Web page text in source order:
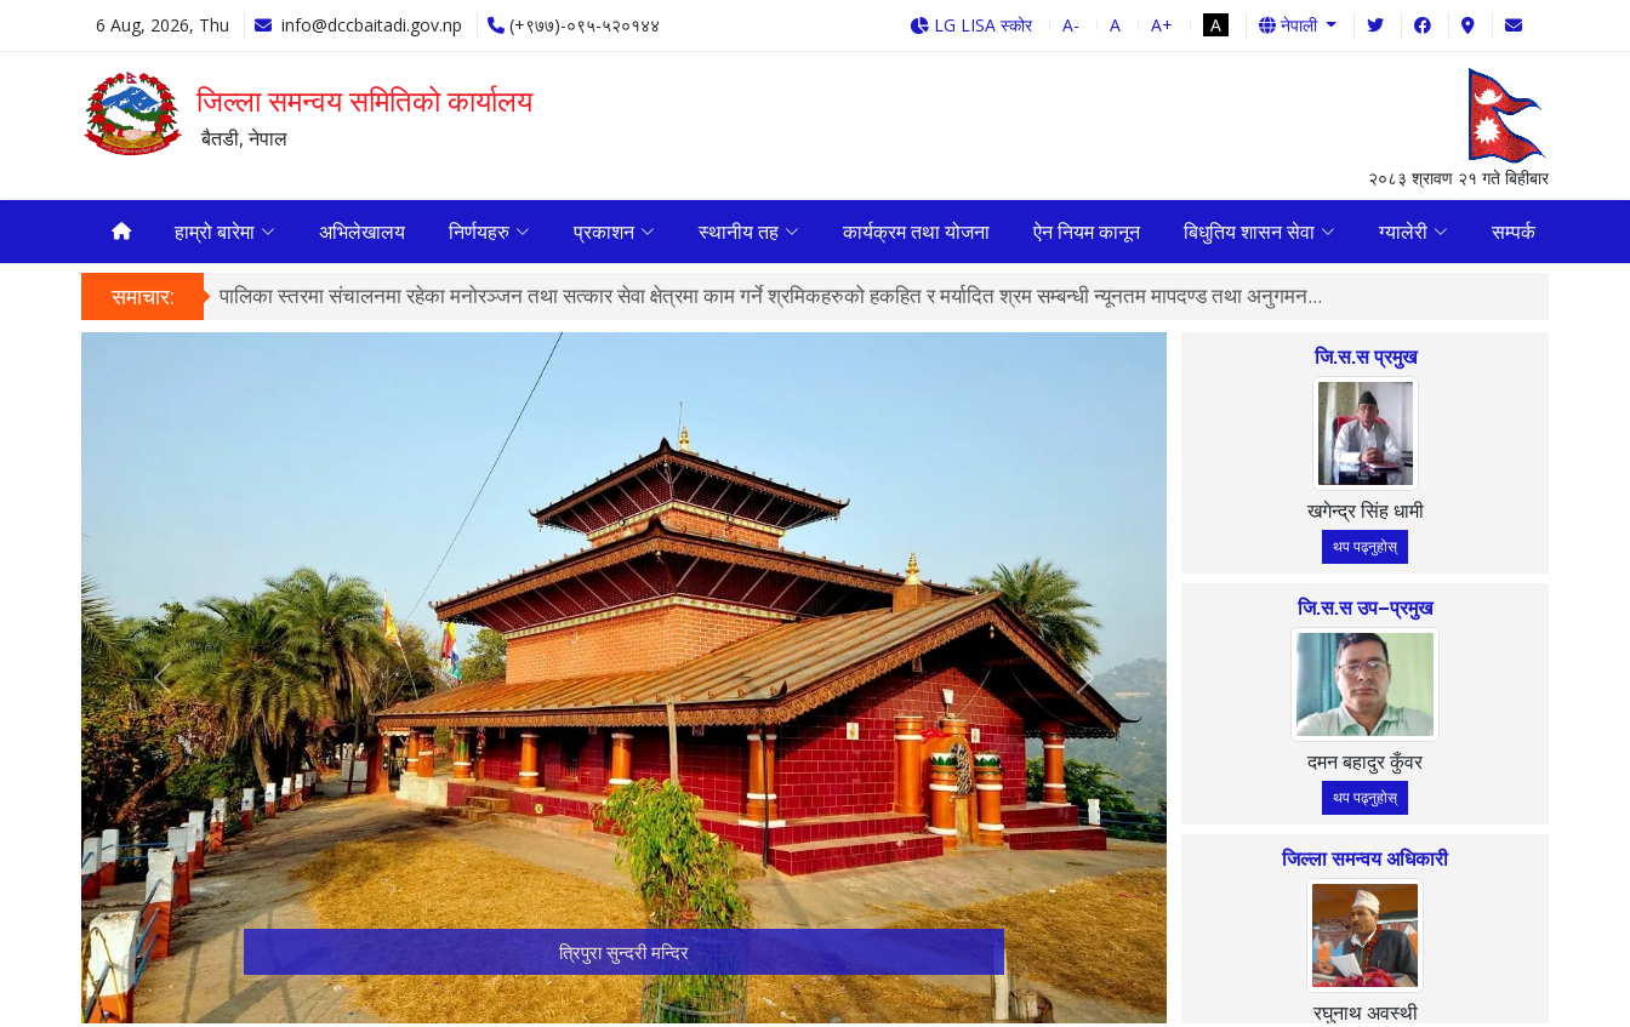
6 Aug, 2026, Thu info@dccbaitadi.gov.np (+९७७)-०९५-५२०१४४ LG LISA स्कोर A- A A+ A नेपाली
जिल्ला समन्वय समितिको कार्यालय
बैतडी, नेपाल
२०८३ श्रावण २१ गते बिहीबार
हाम्रो बारेमा अभिलेखालय निर्णयहरु प्रकाशन स्थानीय तह कार्यक्रम तथा योजना ऐन नियम कानून बिधुतिय शासन सेवा ग्यालेरी सम्पर्क
समाचार:
सम्पन्न भएको छ । पालिका स्तरमा संचालनमा रहेका मनोरञ्जन तथा सत्कार सेवा क्षेत्रमा काम गर्ने श्रमिकहरुको हकहित र मर्यादित श्रम सम्बन्धी न्यूनतम मापदण्ड तथा अनुगमन...
निङ्गलाशौनी मन्दिर
Previous Next
जि.स.स प्रमुख
खगेन्द्र सिंह धामी
थप पढ्नुहोस्
जि.स.स उप–प्रमुख
दमन बहादुर कुँवर
थप पढ्नुहोस्
जिल्ला समन्वय अधिकारी
रघुनाथ अवस्थी